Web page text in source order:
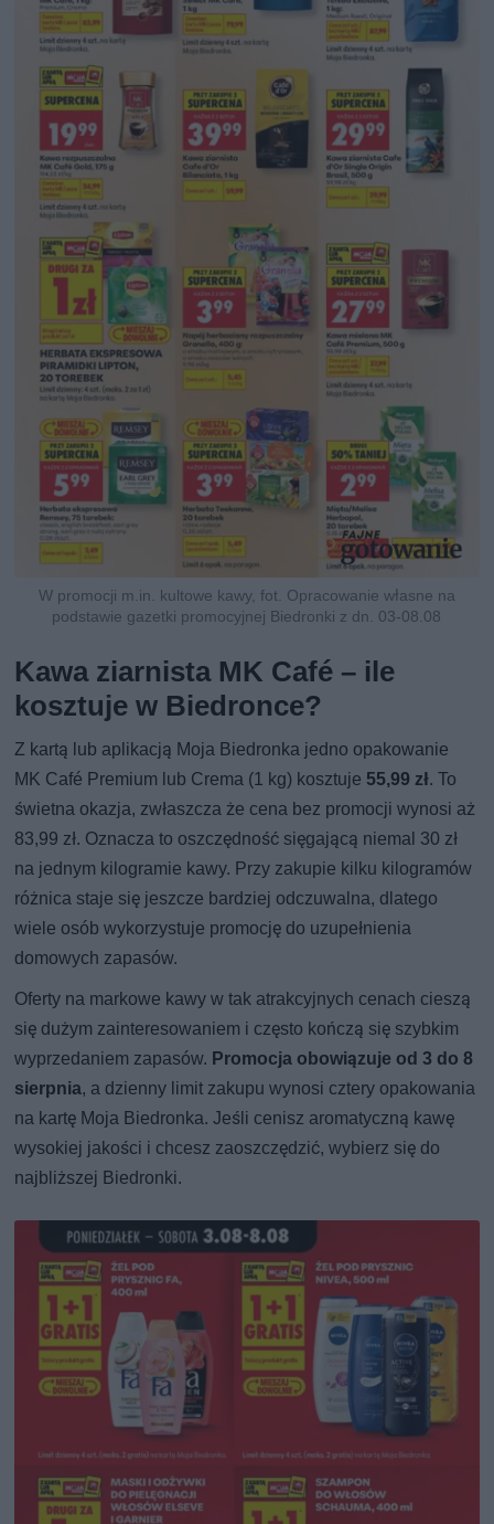
W promocji m.in. kultowe kawy, fot. Opracowanie własne na
podstawie gazetki promocyjnej Biedronki z dn. 03-08.08
Kawa ziarnista MK Café – ile
kosztuje w Biedronce?
Z kartą lub aplikacją Moja Biedronka jedno opakowanie
MK Café Premium lub Crema (1 kg) kosztuje 55,99 zł. To
świetna okazja, zwłaszcza że cena bez promocji wynosi aż
83,99 zł. Oznacza to oszczędność sięgającą niemal 30 zł
na jednym kilogramie kawy. Przy zakupie kilku kilogramów
różnica staje się jeszcze bardziej odczuwalna, dlatego
wiele osób wykorzystuje promocję do uzupełnienia
domowych zapasów.
Oferty na markowe kawy w tak atrakcyjnych cenach cieszą
się dużym zainteresowaniem i często kończą się szybkim
wyprzedaniem zapasów. Promocja obowiązuje od 3 do 8
sierpnia, a dzienny limit zakupu wynosi cztery opakowania
na kartę Moja Biedronka. Jeśli cenisz aromatyczną kawę
wysokiej jakości i chcesz zaoszczędzić, wybierz się do
najbliższej Biedronki.